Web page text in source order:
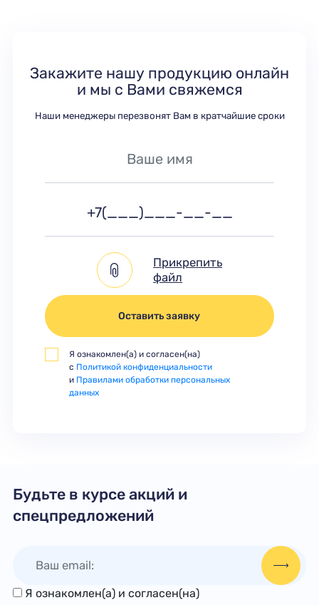
Закажите нашу продукцию онлайн
и мы с Вами свяжемся
Наши менеджеры перезвонят Вам в кратчайшие сроки
Прикрепить
файл
Оставить заявку
Я ознакомлен(а) и согласен(на)
с Политикой конфиденциальности
и Правилами обработки персональных
данных
Будьте в курсе акций и
спецпредложений
Я ознакомлен(а) и согласен(на)